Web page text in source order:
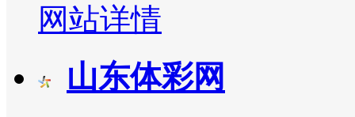
网站详情
山东体彩网